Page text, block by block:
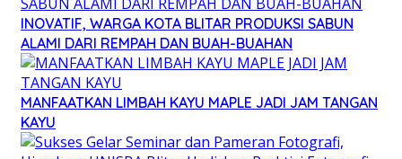
INOVATIF, WARGA KOTA BLITAR PRODUKSI SABUN
ALAMI DARI REMPAH DAN BUAH-BUAHAN
MANFAATKAN LIMBAH KAYU MAPLE JADI JAM TANGAN
KAYU